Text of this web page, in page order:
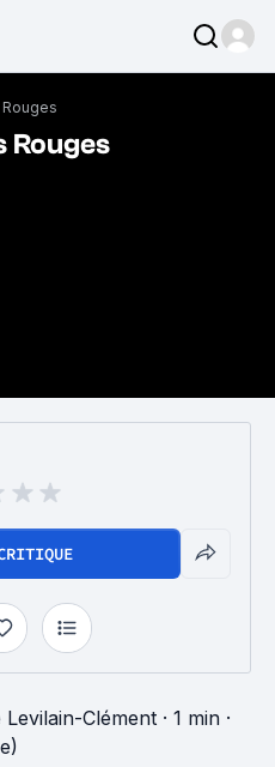
Rouges
Levilain-Clément · 1 min ·